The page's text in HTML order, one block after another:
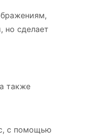
но сделает
также
с помощью